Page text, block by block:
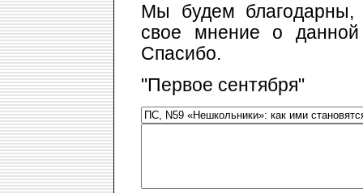
Мы будем благодарны,
свое мнение о данной
Спасибо.
"Первое сентября"